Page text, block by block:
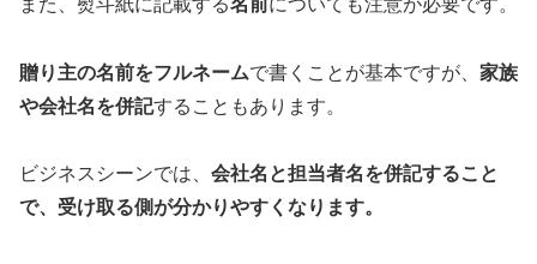
贈り主の名前をフルネームで書くことが基本ですが、 家族
や会社名を併記することもあります。
ビジネスシーンでは、 会社名と担当者名を併記すること
で、受け取る側が分かりやすくなります。